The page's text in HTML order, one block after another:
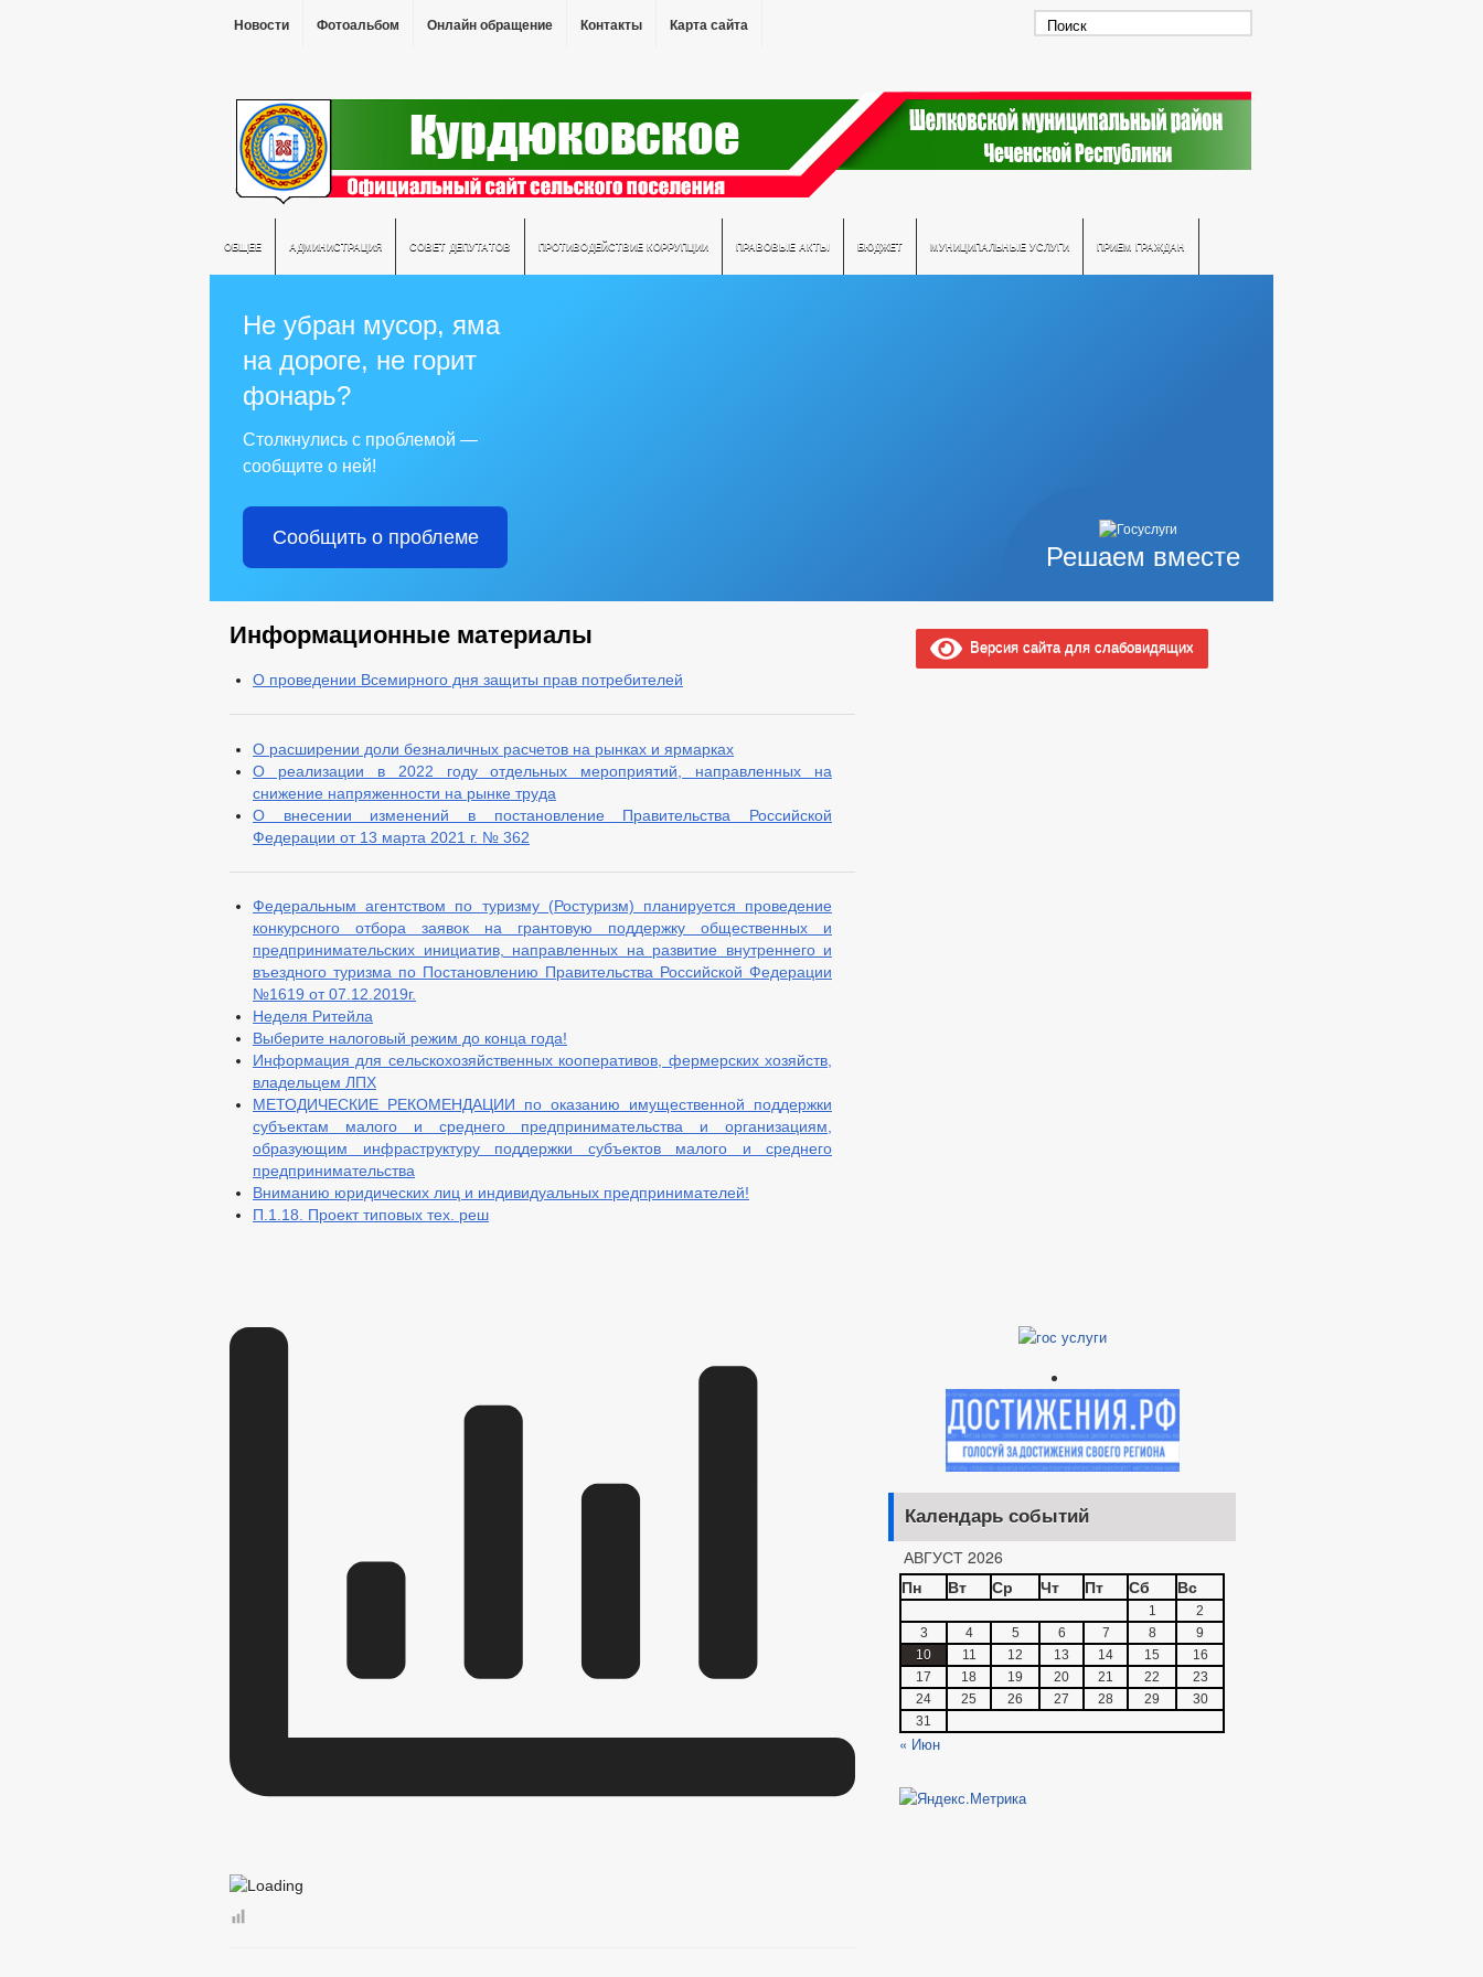
Новости Фотоальбом Онлайн обращение Контакты Карта сайта
ОБЩЕЕ АДМИНИСТРАЦИЯ СОВЕТ ДЕПУТАТОВ ПРОТИВОДЕЙСТВИЕ КОРРУПЦИИ ПРАВОВЫЕ АКТЫ БЮДЖЕТ МУНИЦИПАЛЬНЫЕ УСЛУГИ ПРИЕМ ГРАЖДАН
Решаем вместе
Не убран мусор, яма
на дороге, не горит
фонарь?
Столкнулись с проблемой —
сообщите о ней!
Сообщить о проблеме
Информационные материалы
О проведении Всемирного дня защиты прав потребителей
О расширении доли безналичных расчетов на рынках и ярмарках
О реализации в 2022 году отдельных мероприятий, направленных на
снижение напряженности на рынке труда
О внесении изменений в постановление Правительства Российской
Федерации от 13 марта 2021 г. № 362
Федеральным агентством по туризму (Ростуризм) планируется проведение
конкурсного отбора заявок на грантовую поддержку общественных и
предпринимательских инициатив, направленных на развитие внутреннего и
въездного туризма по Постановлению Правительства Российской Федерации
№1619 от 07.12.2019г.
Неделя Ритейла
Выберите налоговый режим до конца года!
Информация для сельскохозяйственных кооперативов, фермерских хозяйств,
владельцем ЛПХ
МЕТОДИЧЕСКИЕ РЕКОМЕНДАЦИИ по оказанию имущественной поддержки
субъектам малого и среднего предпринимательства и организациям,
образующим инфраструктуру поддержки субъектов малого и среднего
предпринимательства
Вниманию юридических лиц и индивидуальных предпринимателей!
П.1.18. Проект типовых тех. реш
Версия сайта для слабовидящих
Календарь событий
АВГУСТ 2026
Пн
Вт Ср Чт Пт Сб Вс
1
2
3
4 5 6 7 8
9
10
11 12 13 14 15
16
17
18 19 20 21 22
23
24
25 26 27 28 29
30
31
« Июн